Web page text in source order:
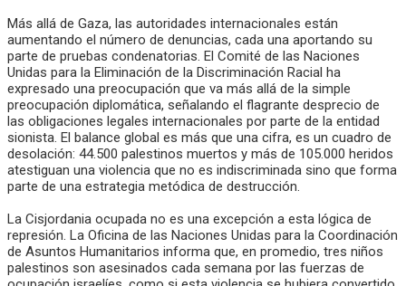
Más allá de Gaza, las autoridades internacionales están
aumentando el número de denuncias, cada una aportando su
parte de pruebas condenatorias. El Comité de las Naciones
Unidas para la Eliminación de la Discriminación Racial ha
expresado una preocupación que va más allá de la simple
preocupación diplomática, señalando el flagrante desprecio de
las obligaciones legales internacionales por parte de la entidad
sionista. El balance global es más que una cifra, es un cuadro de
desolación: 44.500 palestinos muertos y más de 105.000 heridos
atestiguan una violencia que no es indiscriminada sino que forma
parte de una estrategia metódica de destrucción.
La Cisjordania ocupada no es una excepción a esta lógica de
represión. La Oficina de las Naciones Unidas para la Coordinación
de Asuntos Humanitarios informa que, en promedio, tres niños
palestinos son asesinados cada semana por las fuerzas de